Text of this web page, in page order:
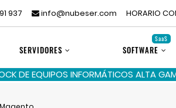
937 info@nubeser.com HORARIO
SERVIDORES SOFTWARE
SaaS
DE EQUIPOS INFORMÁTICOS ALTA